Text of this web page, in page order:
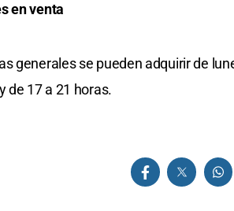
en venta
generales se pueden adquirir de
de 17 a 21 horas.